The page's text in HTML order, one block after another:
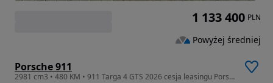
Porsche 911
2981 cm3 • 480 KM • 911 Targa 4 GTS 2026 cesja leasingu Porsche Wawer
1 133 400 PLN
Powyżej średniej